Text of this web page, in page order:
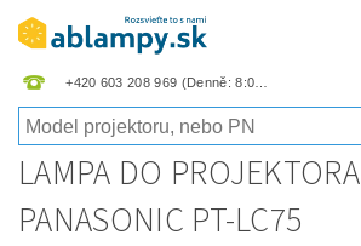
+420 603 208 969
LAMPA DO PROJEKTORA
PANASONIC PT-LC75